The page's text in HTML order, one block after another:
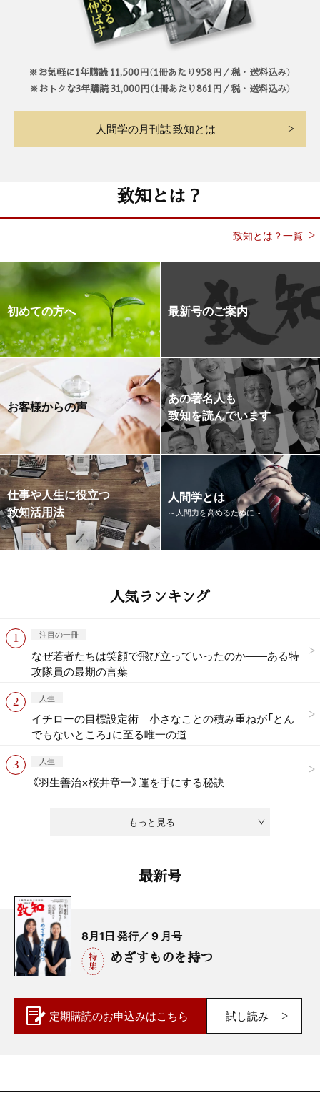
※お気軽に1年購読 11,500円（1冊あたり958円／税・送料込み）
※おトクな3年購読 31,000円（1冊あたり861円／税・送料込み）
人間学の月刊誌 致知とは
致知とは？
致知とは？一覧
初めての方へ 最新号のご案内
お客様からの声
あの著名人も
致知を読んでいます
仕事や人生に役立つ
致知活用法
人間学とは
～人間力を高めるために～
人気ランキング
もっと見る
注目の一冊
なぜ若者たちは笑顔で飛び立っていったのか——ある特
攻隊員の最期の言葉
人生
イチローの目標設定術｜小さなことの積み重ねが「とん
でもないところ」に至る唯一の道
人生
《羽生善治×桜井章一》運を手にする秘訣
最新号
8月1日 発行／ 9 月号
めざすものを持つ
定期購読のお申込みはこちら 試し読み